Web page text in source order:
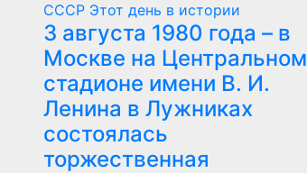
СССР Этот день в истории
3 августа 1980 года – в
Москве на Центральном
стадионе имени В. И.
Ленина в Лужниках
состоялась
торжественная